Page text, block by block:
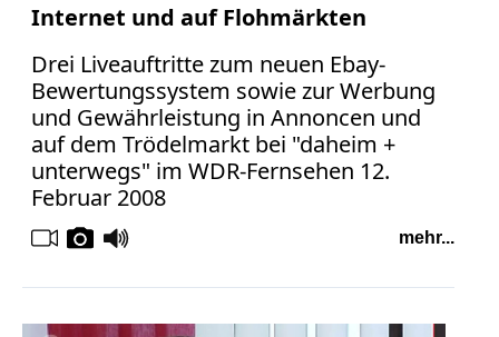
Internet und auf Flohmärkten
Drei Liveauftritte zum neuen Ebay-
Bewertungssystem sowie zur Werbung
und Gewährleistung in Annoncen und
auf dem Trödelmarkt bei "daheim +
unterwegs" im WDR-Fernsehen 12.
Februar 2008
mehr...